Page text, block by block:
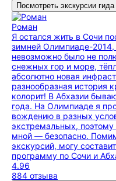
Посмотреть экскурсии гида
Роман
Я остался жить в Сочи
зимней Олимпиаде-2014,
невозможно было не
снежных гор и море,
абсолютно новая
разнообразная история
колорит! В Абхазии
года. На Олимпиаде я
вождению в разных
экстремальных, поэтому
мной — безопасно.
экскурсий, могу
программу по Сочи и
4.96
884 отзыва